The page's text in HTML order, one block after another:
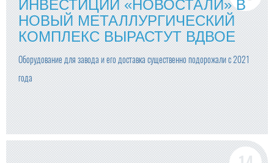
ИНВЕСТИЦИИ «НОВОСТАЛИ» В
НОВЫЙ МЕТАЛЛУРГИЧЕСКИЙ
КОМПЛЕКС ВЫРАСТУТ ВДВОЕ
Оборудование для завода и его доставка существенно подорожали с 2021
года